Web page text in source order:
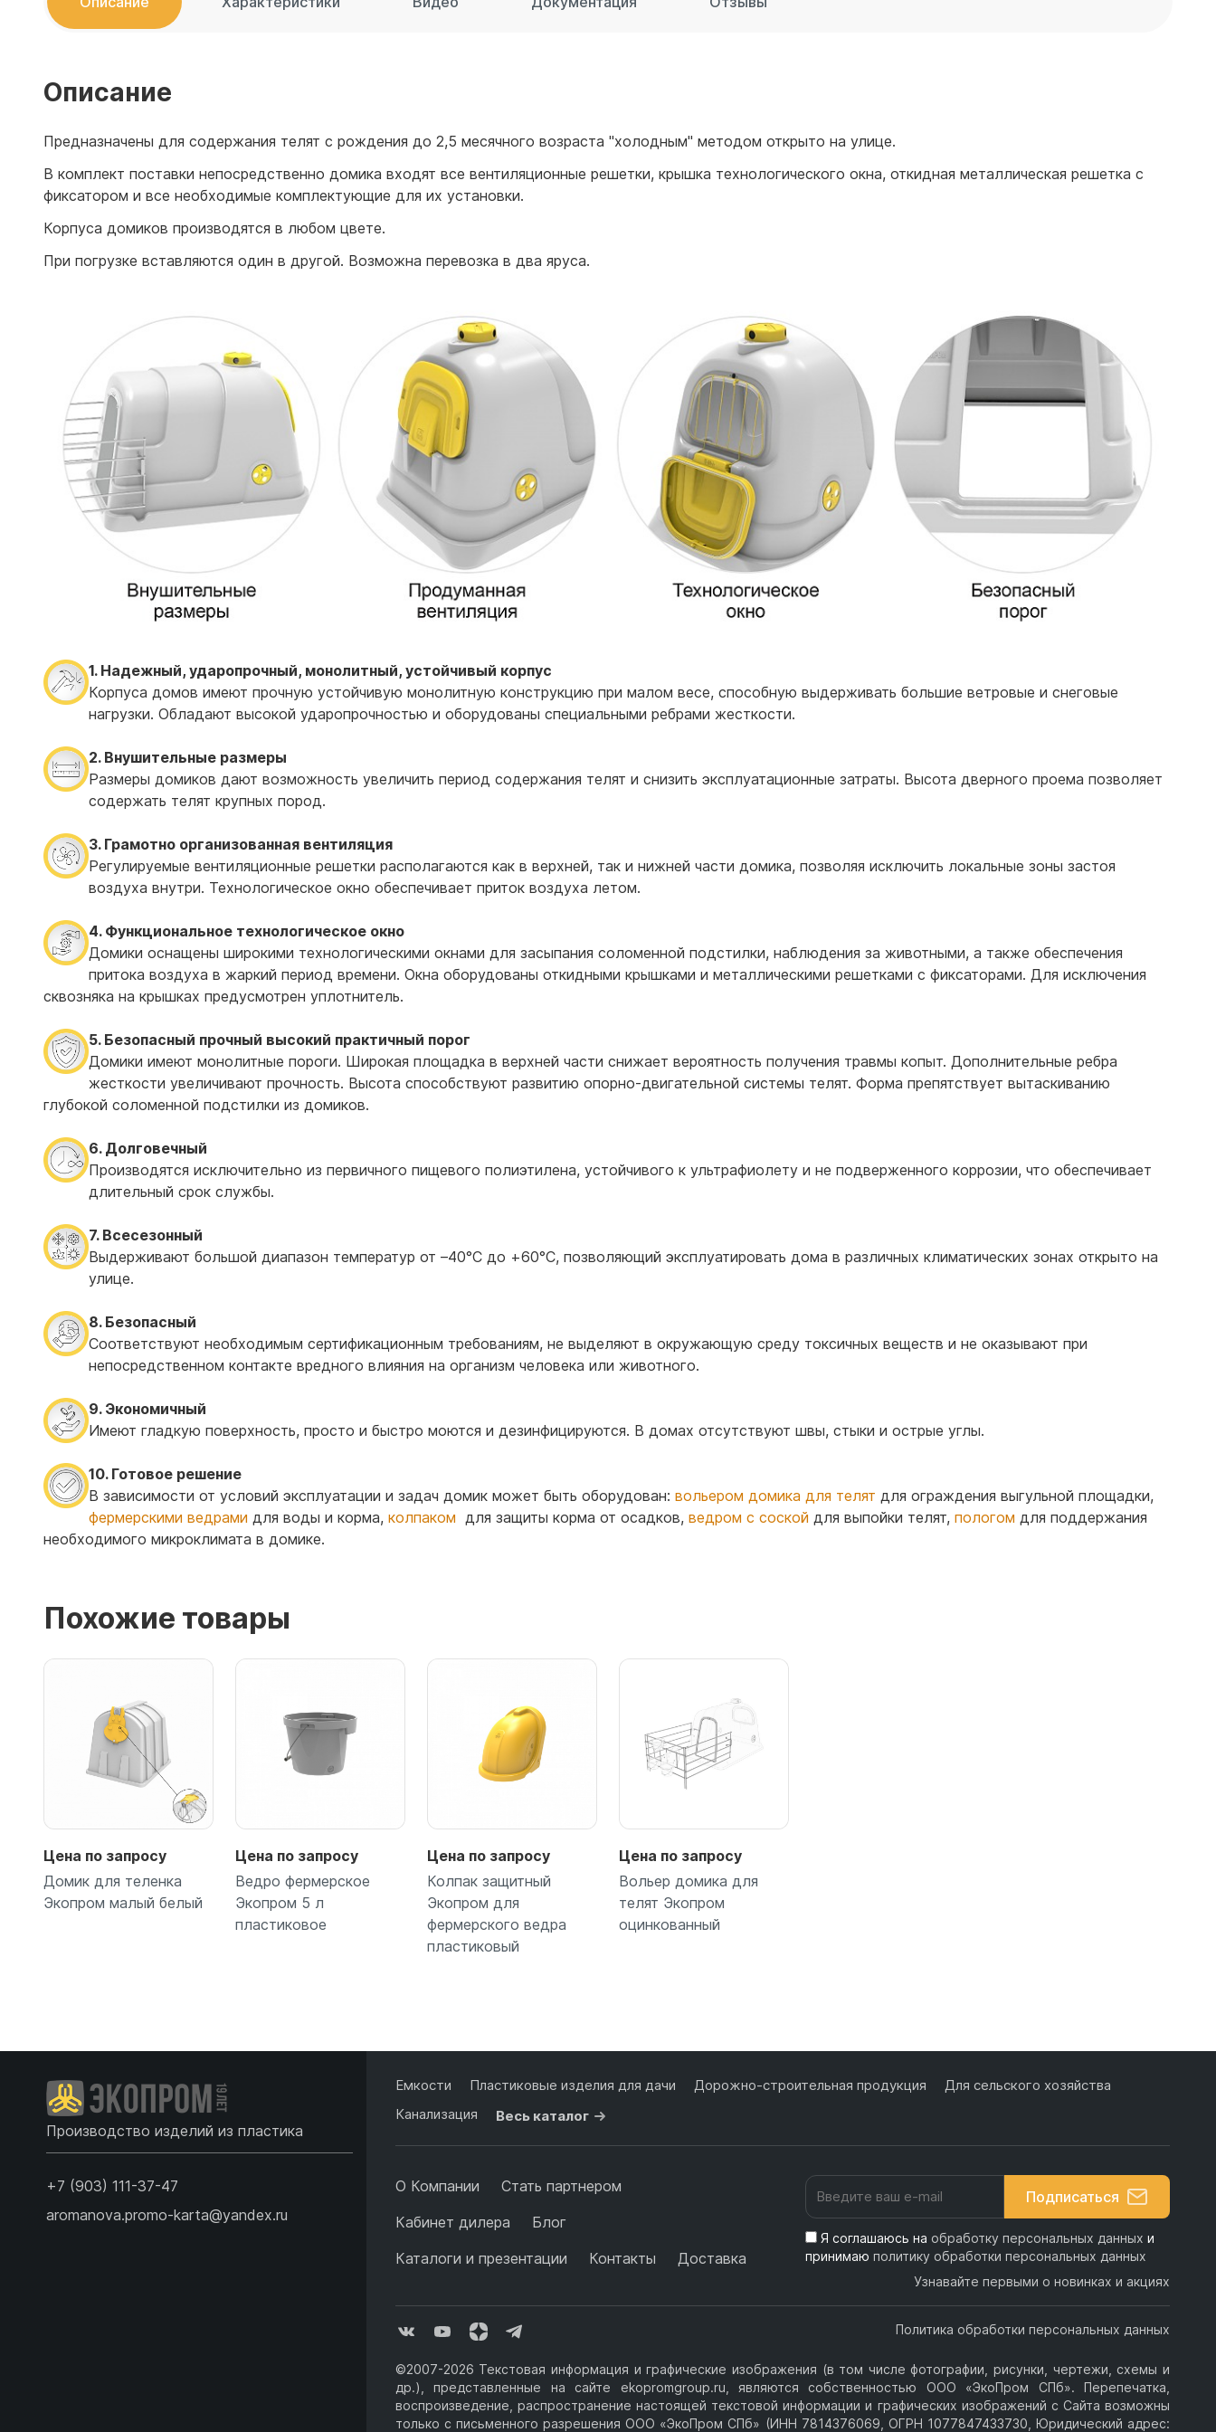
Емкости для воды 60 литров
Описание
Предназначены для содержания телят с рождения до 2,5 месячного возраста "холодным" методом открыто на улице.
В комплект поставки непосредственно домика входят все вентиляционные решетки, крышка технологического окна, откидная металлическая решетка с
фиксатором и все необходимые комплектующие для их установки.
Корпуса домиков производятся в любом цвете.
При погрузке вставляются один в другой. Возможна перевозка в два яруса.
1. Надежный, ударопрочный, монолитный, устойчивый корпус
Корпуса домов имеют прочную устойчивую монолитную конструкцию при малом весе, способную выдерживать большие ветровые и снеговые
нагрузки. Обладают высокой ударопрочностью и оборудованы специальными ребрами жесткости.
2. Внушительные размеры
Размеры домиков дают возможность увеличить период содержания телят и снизить эксплуатационные затраты. Высота дверного проема позволяет
содержать телят крупных пород.
3. Грамотно организованная вентиляция
Регулируемые вентиляционные решетки располагаются как в верхней, так и нижней части домика, позволяя исключить локальные зоны застоя
воздуха внутри. Технологическое окно обеспечивает приток воздуха летом.
4. Функциональное технологическое окно
Домики оснащены широкими технологическими окнами для засыпания соломенной подстилки, наблюдения за животными, а также обеспечения
притока воздуха в жаркий период времени. Окна оборудованы откидными крышками и металлическими решетками с фиксаторами. Для исключения
сквозняка на крышках предусмотрен уплотнитель.
5. Безопасный прочный высокий практичный порог
Домики имеют монолитные пороги. Широкая площадка в верхней части снижает вероятность получения травмы копыт. Дополнительные ребра
жесткости увеличивают прочность. Высота способствуют развитию опорно-двигательной системы телят. Форма препятствует вытаскиванию
глубокой соломенной подстилки из домиков.
6. Долговечный
Производятся исключительно из первичного пищевого полиэтилена, устойчивого к ультрафиолету и не подверженного коррозии, что обеспечивает
длительный срок службы.
7. Всесезонный
Выдерживают большой диапазон температур от –40°С до +60°С, позволяющий эксплуатировать дома в различных климатических зонах открыто на
улице.
8. Безопасный
Соответствуют необходимым сертификационным требованиям, не выделяют в окружающую среду токсичных веществ и не оказывают при
непосредственном контакте вредного влияния на организм человека или животного.
9. Экономичный
Имеют гладкую поверхность, просто и быстро моются и дезинфицируются. В домах отсутствуют швы, стыки и острые углы.
10. Готовое решение
В зависимости от условий эксплуатации и задач домик может быть оборудован: вольером домика для телят для ограждения выгульной площадки,
фермерскими ведрами для воды и корма, колпаком для защиты корма от осадков, ведром с соской для выпойки телят, пологом для поддержания
необходимого микроклимата в домике.
Похожие товары
Цена по запросу
Домик для теленка
Экопром малый белый
Цена по запросу
Ведро фермерское
Экопром 5 л
пластиковое
Цена по запросу
Колпак защитный
Экопром для
фермерского ведра
пластиковый
Цена по запросу
Вольер домика для
телят Экопром
оцинкованный
Производство изделий из пластика
+7 (903) 111-37-47
aromanova.promo-karta@yandex.ru
Емкости Пластиковые изделия для дачи Дорожно-строительная продукция
Для сельского хозяйства
Канализация
Весь каталог
О Компании
Стать партнером
Кабинет дилера
Блог
Каталоги и презентации
Контакты Доставка
Подписаться
Я соглашаюсь на обработку персональных данных и
принимаю политику обработки персональных данных
Узнавайте первыми о новинках и акциях
Политика обработки персональных данных
©2007-2026 Текстовая информация и графические изображения (в том числе фотографии, рисунки, чертежи, схемы и
др.), представленные на сайте ekopromgroup.ru, являются собственностью ООО «ЭкоПром СПб». Перепечатка,
воспроизведение, распространение настоящей текстовой информации и графических изображений с Сайта возможны
только с письменного разрешения ООО «ЭкоПром СПб» (ИНН 7814376069, ОГРН 1077847433730, Юридический адрес: